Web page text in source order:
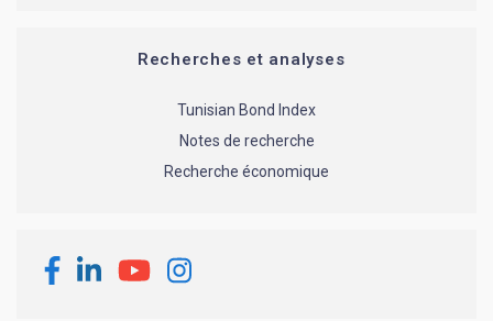
Recherches et analyses
Tunisian Bond Index
Notes de recherche
Recherche économique